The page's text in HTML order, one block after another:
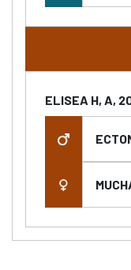
ELISEA H, A,